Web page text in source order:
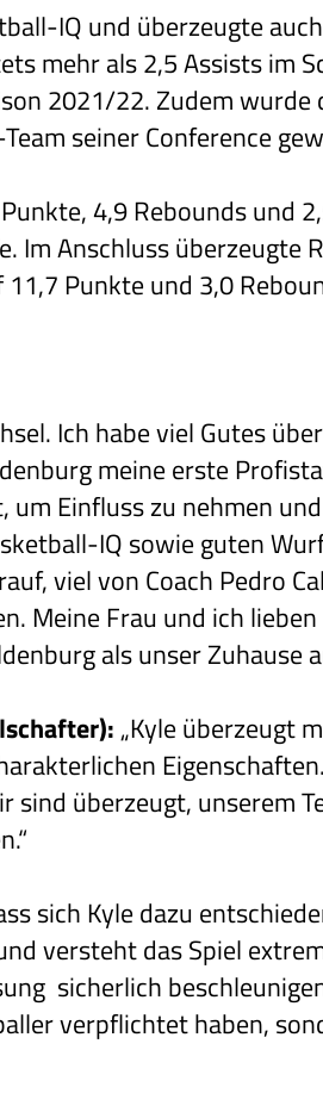
IQ und überzeugte
mehr als 2,5 Assists im
2021/22. Zudem wurde
seiner Conference
4,9 Rebounds und
Anschluss überzeugte
Punkte und 3,0
Ich habe viel Gutes
meine erste
Einfluss zu nehmen
IQ sowie guten
viel von Coach Pedro
Meine Frau und ich
als unser Zuhause
„Kyle überzeugt
sind überzeugt, unserem
sich Kyle dazu
versteht das Spiel
sicherlich
verpflichtet haben,